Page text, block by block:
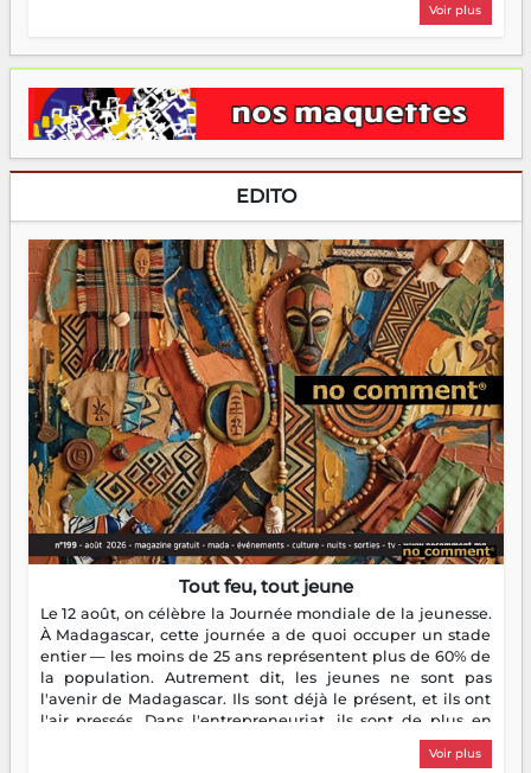
Voir plus
EDITO
Tout feu, tout jeune
Le 12 août, on célèbre la Journée mondiale de la jeunesse.
À Madagascar, cette journée a de quoi occuper un stade
entier — les moins de 25 ans représentent plus de 60% de
la population. Autrement dit, les jeunes ne sont pas
l'avenir de Madagascar. Ils sont déjà le présent, et ils ont
l'air pressés. Dans l'entrepreneuriat, ils sont de plus en
plus nombreux à se lancer, à créer, à risquer — souvent
sans filet, souvent sans aide, mais toujours avec cette
Voir plus